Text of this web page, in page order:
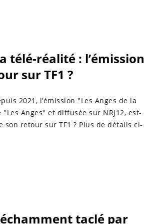
2011 et la douzième saison s'est
télé-réalité : l’émission
sur TF1 ?
2021, l’émission "Les Anges de la
Anges" et diffusée sur NRJ12, est-
retour sur TF1 ? Plus de détails ci-
taclé par